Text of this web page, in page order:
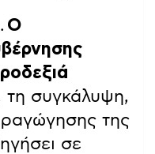
Ο
τη συγκάλυψη,
της
σε